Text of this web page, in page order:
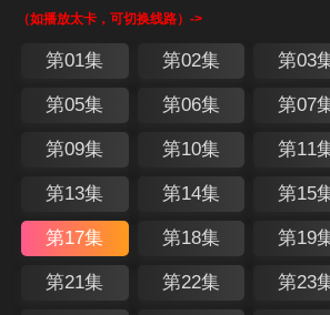
（如播放太卡，可切换线路）->
第01集 第02集 第03
第05集 第06集 第07
第09集 第10集 第11
第13集 第14集 第15
第17集 第18集 第19
第21集 第22集 第23